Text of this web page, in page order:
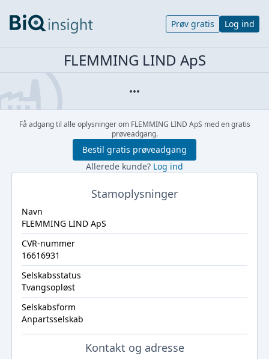
Prøv gratis Log ind
FLEMMING LIND ApS
Få adgang til alle oplysninger om FLEMMING LIND ApS med en gratis
prøveadgang.
Bestil gratis prøveadgang
Allerede kunde? Log ind
Stamoplysninger
Navn
FLEMMING LIND ApS
CVR-nummer
16616931
Selskabsstatus
Tvangsopløst
Selskabsform
Anpartsselskab
Kontakt og adresse